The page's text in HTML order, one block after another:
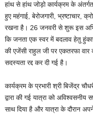
हांथ से हांथ जोड़ो कार्यक्रम के
हुए महंगाई, बेरोजगारी, भ्रष्टाचार,
रखना है। 26 जनवरी से शुरू इस
कि जनता एक स्वर में बदलाव हेतु
की एजेंसी राहुल जी पर एकतरफा
सदस्यता रद्द कर दी गई है।
कार्यक्रम के प्रभारी श्री बिजेंद्र
द्वारा की गई यात्रा को
साथ दिया है और यात्रा के दौरान